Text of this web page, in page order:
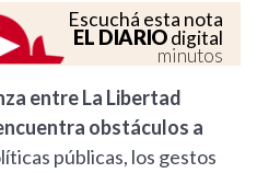
Escuchá esta nota
EL DIARIOdigital
minutos
entre La Libertad
obstáculos a
públicas, los gestos